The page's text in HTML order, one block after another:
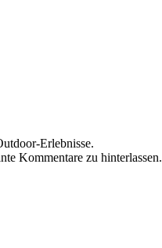
Erlebnisse.
Kommentare zu hinterlassen.